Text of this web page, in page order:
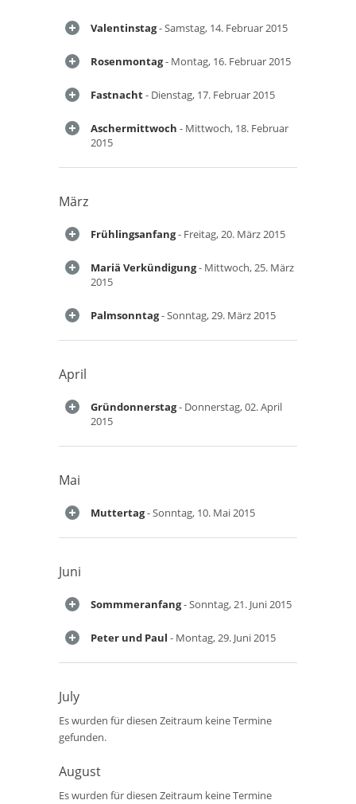
Valentinstag- Samstag, 14. Februar 2015
Rosenmontag- Montag, 16. Februar 2015
Fastnacht- Dienstag, 17. Februar 2015
Aschermittwoch - Mittwoch, 18. Februar
2015
März
Frühlingsanfang- Freitag, 20. März 2015
Mariä Verkündigung- Mittwoch, 25. März
2015
Palmsonntag- Sonntag, 29. März 2015
April
Gründonnerstag- Donnerstag, 02. April
2015
Mai
Muttertag- Sonntag, 10. Mai 2015
Juni
Sommmeranfang- Sonntag, 21. Juni 2015
Peter und Paul - Montag, 29. Juni 2015
July
Es wurden für diesen Zeitraum keine Termine
gefunden.
August
Es wurden für diesen Zeitraum keine Termine